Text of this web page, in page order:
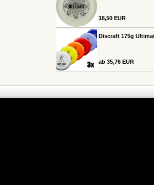
18,50 EUR
Discraft 175g
ab 35,76 EUR